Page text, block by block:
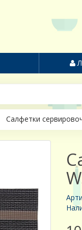
Салфетки